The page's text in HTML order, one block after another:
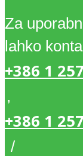
Za
lahko
+386 1
,
+386 1
/